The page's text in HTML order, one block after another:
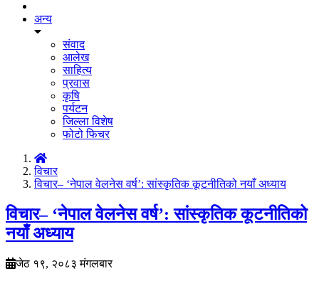
अन्य
संवाद
आलेख
साहित्य
प्रवास
कृषि
पर्यटन
जिल्ला विशेष
फोटो फिचर
विचार
विचार– ‘नेपाल वेलनेस वर्ष’: सांस्कृतिक कूटनीतिको नयाँ अध्याय
विचार– ‘नेपाल वेलनेस वर्ष’: सांस्कृतिक कूटनीतिको
नयाँ अध्याय
जेठ १९, २०८३ मंगलबार